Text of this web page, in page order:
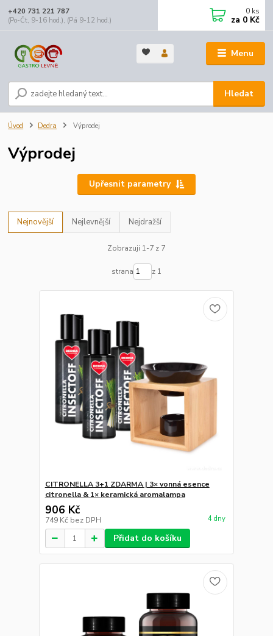
Menu
Hledat
+420 731 221 787
(Po-Čt, 9-16 hod.), (Pá 9-12 hod.)
0 ks
za 0 Kč
Úvod Dedra Výprodej
Výprodej
Upřesnit parametry
Nejnovější Nejlevnější Nejdražší
Zobrazuji 1-7 z 7
strana z 1
CITRONELLA 3+1 ZDARMA | 3× vonná esence
citronella & 1× keramická aromalampa
906 Kč
749 Kč bez DPH 4 dny
Přidat do košíku